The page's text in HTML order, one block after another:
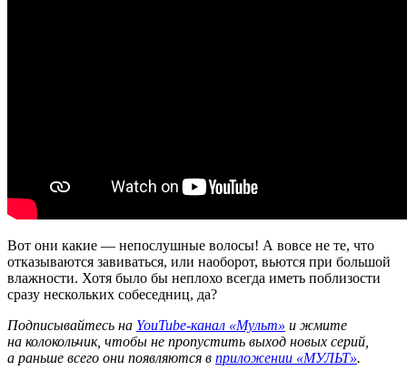
Вот они какие — непослушные волосы! А вовсе не те, что
отказываются завиваться, или наоборот, вьются при большой
влажности. Хотя было бы неплохо всегда иметь поблизости
сразу нескольких собеседниц, да?
Подписывайтесь на YouTube-канал «Мульт» и жмите
на колокольчик, чтобы не пропустить выход новых серий,
а раньше всего они появляются в приложении «МУЛЬТ».